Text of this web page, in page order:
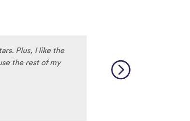
Plus, I like the
the rest of my